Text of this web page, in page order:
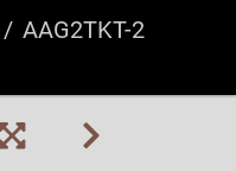
AAG2TKT-27